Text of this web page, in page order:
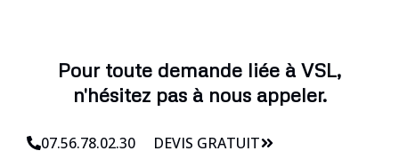
Pour toute demande liée à VSL,
n'hésitez pas à nous appeler.
07.56.78.02.30 DEVIS GRATUIT